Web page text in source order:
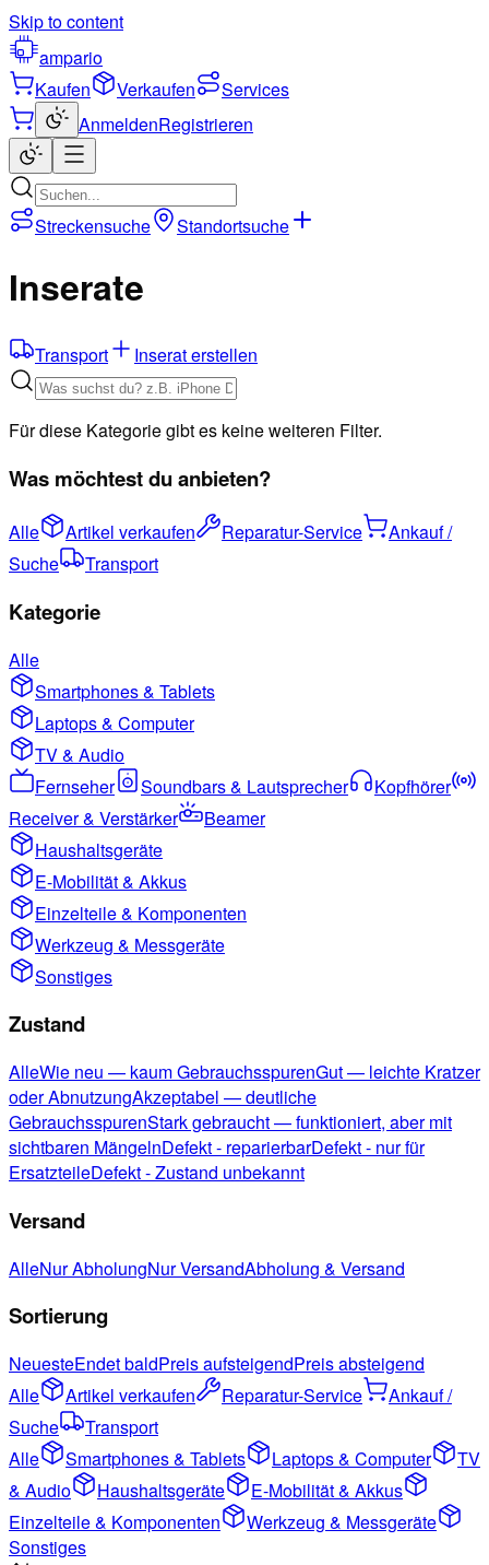
Skip to content
ampario
Kaufen
Verkaufen
Services
AnmeldenRegistrieren
Streckensuche Standortsuche
Inserate
Transport Inserat erstellen
Für diese Kategorie gibt es keine weiteren Filter.
Was möchtest du anbieten?
Alle Artikel verkaufen Reparatur-Service
Ankauf /
Suche
Transport
Kategorie
Alle
Smartphones & Tablets
Laptops & Computer
TV & Audio
Fernseher
Soundbars & Lautsprecher
Kopfhörer
Receiver & Verstärker
Beamer
Haushaltsgeräte
E-Mobilität & Akkus
Einzelteile & Komponenten
Werkzeug & Messgeräte
Sonstiges
Zustand
AlleWie neu — kaum GebrauchsspurenGut — leichte Kratzer
oder AbnutzungAkzeptabel — deutliche
GebrauchsspurenStark gebraucht — funktioniert, aber mit
sichtbaren MängelnDefekt - reparierbarDefekt - nur für
ErsatzteileDefekt - Zustand unbekannt
Versand
AlleNur AbholungNur VersandAbholung & Versand
Sortierung
NeuesteEndet baldPreis aufsteigendPreis absteigend
Alle
Artikel verkaufen Reparatur-Service
Ankauf /
Suche
Transport
Alle
Smartphones & Tablets Laptops & Computer
TV
& Audio
Haushaltsgeräte
E-Mobilität & Akkus
Einzelteile & Komponenten
Werkzeug & Messgeräte
Sonstiges